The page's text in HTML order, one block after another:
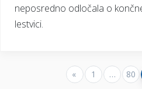
neposredno odločala o
lestvici.
« 1 … 80